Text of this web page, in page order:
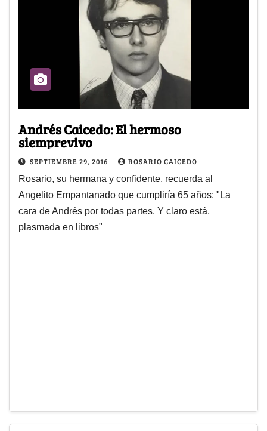
Andrés Caicedo: El hermoso
siemprevivo
SEPTIEMBRE 29, 2016 ROSARIO CAICEDO
Rosario, su hermana y confidente, recuerda al
Angelito Empantanado que cumpliría 65 años: "La
cara de Andrés por todas partes. Y claro está,
plasmada en libros"